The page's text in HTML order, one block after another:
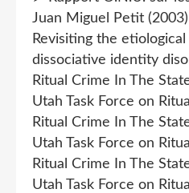
Juan Miguel Petit (2003)
Revisiting the
dissociative identity
Ritual Crime In The
Utah Task Force on
Ritual Crime In The
Utah Task Force on
Ritual Crime In The
Utah Task Force on